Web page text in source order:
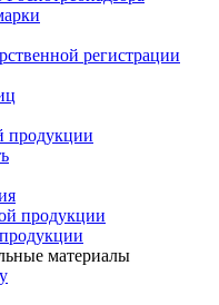
регистрации
продукции
продукции
материалы